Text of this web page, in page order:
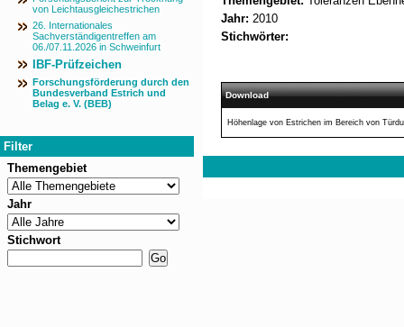
von Leichtausgleichestrichen
26. Internationales
Sachverständigentreffen am
06./07.11.2026 in Schweinfurt
IBF-Prüfzeichen
Forschungsförderung durch den
Bundesverband Estrich und
Belag e. V. (BEB)
Filter
Themengebiet
Jahr
Stichwort
Jahr: 2010
Stichwörter:
Download
Höhenlage von Estrichen im Bereich von